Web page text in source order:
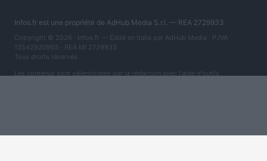
Infos.fr est une propriété de AdHub Media S.r.l. — REA 2729933
Copyright © 2026 · Infos.fr — Édité en Italie par AdHub Media · P.IVA
13542920965 · REA MI 2729933
Tous droits réservés
Les contenus sont sélectionnés par la rédaction avec l'aide d'outils